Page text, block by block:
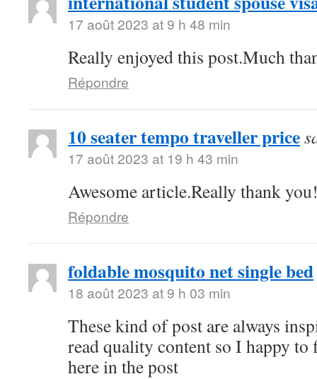
17 août 2023 at 9 h 48 min
Really enjoyed this post.Much
Répondre
10 seater tempo traveller price
17 août 2023 at 19 h 43 min
Awesome article.Really thank
Répondre
foldable mosquito net single bed
18 août 2023 at 9 h 03 min
These kind of post are always
read quality content so I happy
here in the post